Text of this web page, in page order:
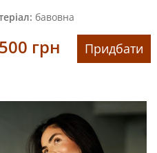
бавовна
грн Придбати